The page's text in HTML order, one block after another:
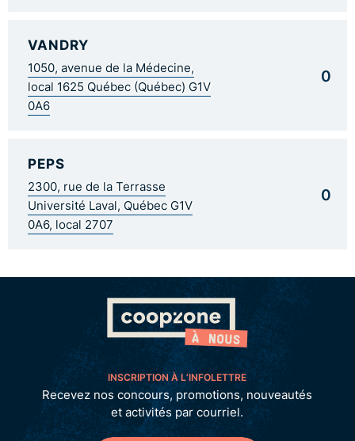
VANDRY
1050, avenue de la Médecine,
local 1625 Québec (Québec) G1V
0A6
0
PEPS
2300, rue de la Terrasse
Université Laval, Québec G1V
0A6, local 2707
0
INSCRIPTION À L’INFOLETTRE
Recevez nos concours, promotions, nouveautés
et activités par courriel.